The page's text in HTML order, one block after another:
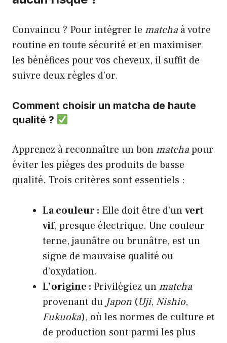
Convaincu ? Pour intégrer le matcha à votre
routine en toute sécurité et en maximiser
les bénéfices pour vos cheveux, il suffit de
suivre deux règles d’or.
Comment choisir un matcha de haute
qualité ?
Apprenez à reconnaître un bonmatchapour
éviter les pièges des produits de basse
qualité. Trois critères sont essentiels :
La couleur : Elle doit être d’unvert
vif, presque électrique. Une couleur
terne, jaunâtre ou brunâtre, est un
signe de mauvaise qualité ou
d’oxydation.
L’origine : Privilégiez unmatcha
provenant duJapon (Uji, Nishio,
Fukuoka), où les normes de culture et
de production sont parmi les plus